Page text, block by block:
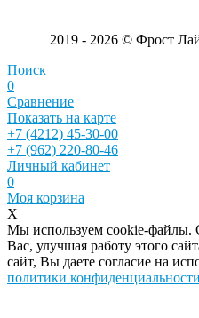
2019 - 2026 © Фрост
Поиск
0
Сравнение
Показать на карте
+7 (4212) 45-30-00
+7 (962) 220-80-46
Личный кабинет
0
Моя корзина
X
Мы используем cookie-
Вас, улучшая работу этого
сайт, Вы даете согласие на
политики конфиденциальности